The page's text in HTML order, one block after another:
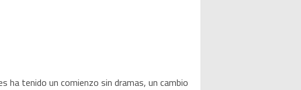
ha tenido un comienzo sin dramas, un cambio